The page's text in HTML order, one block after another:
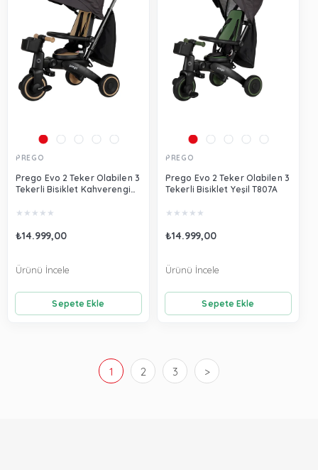
PREGO
Prego Evo 2 Teker Olabilen 3
Tekerli Bisiklet Kahverengi
★ ★ ★ ★ ★
₺14.999,00
Sepete Ekle
Ürünü İncele
PREGO
Prego Evo 2 Teker Olabilen 3
Tekerli Bisiklet Yeşil T807A
★ ★ ★ ★ ★
₺14.999,00
Sepete Ekle
Ürünü İncele
1 2 3 >